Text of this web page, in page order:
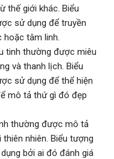
thế giới khác. Biểu
sử dụng để truyền
hoặc tâm linh.
tinh thường được miêu
và thanh lịch. Biểu
sử dụng để thể hiện
mô tả thứ gì đó đẹp
thường được mô tả
nhiên. Biểu tượng
bởi ai đó đánh giá